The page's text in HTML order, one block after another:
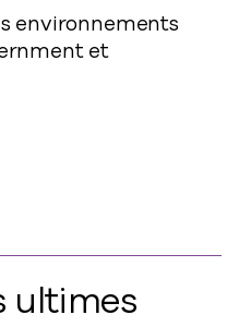
environnements
et
ultimes